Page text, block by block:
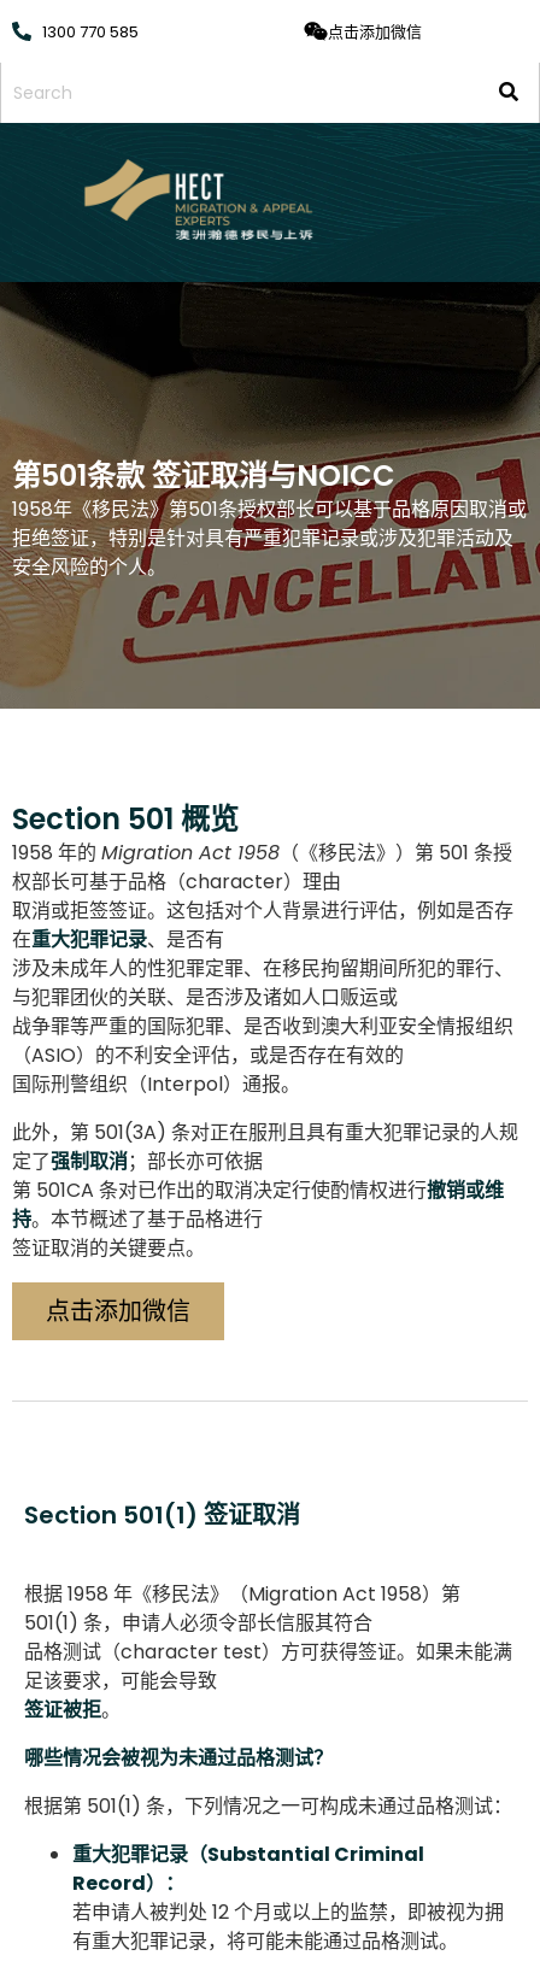
1300 770 585 点击添加微信
第501条款 签证取消与NOICC
1958年《移民法》第501条授权部长可以基于品格原因取消或
拒绝签证，特别是针对具有严重犯罪记录或涉及犯罪活动及
安全风险的个人。
Section 501 概览
1958 年的 Migration Act 1958 （《移民法》）第 501 条授
权部长可基于品格（character）理由
取消或拒签签证。这包括对个人背景进行评估，例如是否存
在重大犯罪记录、是否有
涉及未成年人的性犯罪定罪、在移民拘留期间所犯的罪行、
与犯罪团伙的关联、是否涉及诸如人口贩运或
战争罪等严重的国际犯罪、是否收到澳大利亚安全情报组织
（ASIO）的不利安全评估，或是否存在有效的
国际刑警组织（Interpol）通报。
此外，第 501(3A) 条对正在服刑且具有重大犯罪记录的人规
定了强制取消；部长亦可依据
第 501CA 条对已作出的取消决定行使酌情权进行撤销或维
持。本节概述了基于品格进行
签证取消的关键要点。
点击添加微信
Section 501(1) 签证取消
根据 1958 年《移民法》（Migration Act 1958）第
501(1) 条，申请人必须令部长信服其符合
品格测试（character test）方可获得签证。如果未能满
足该要求，可能会导致
签证被拒。
哪些情况会被视为未通过品格测试？
根据第 501(1) 条，下列情况之一可构成未通过品格测试：
重大犯罪记录（Substantial Criminal
Record）：
若申请人被判处 12 个月或以上的监禁，即被视为拥
有重大犯罪记录，将可能未能通过品格测试。